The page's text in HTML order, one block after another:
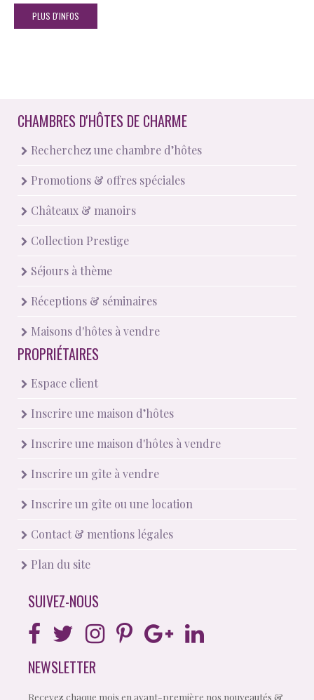
PLUS D'INFOS
CHAMBRES D'HÔTES DE CHARME
Recherchez une chambre d’hôtes
Promotions & offres spéciales
Châteaux & manoirs
Collection Prestige
Séjours à thème
Réceptions & séminaires
Maisons d'hôtes à vendre
PROPRIÉTAIRES
Espace client
Inscrire une maison d’hôtes
Inscrire une maison d'hôtes à vendre
Inscrire un gîte à vendre
Inscrire un gîte ou une location
Contact & mentions légales
Plan du site
SUIVEZ-NOUS
NEWSLETTER
Recevez chaque mois en avant-première nos nouveautés &